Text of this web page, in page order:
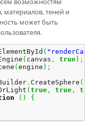
теней и
может быть
(
( canvas , true) ;
(engine ) ;
. CreateSphere (
(true , true ,
( )
{